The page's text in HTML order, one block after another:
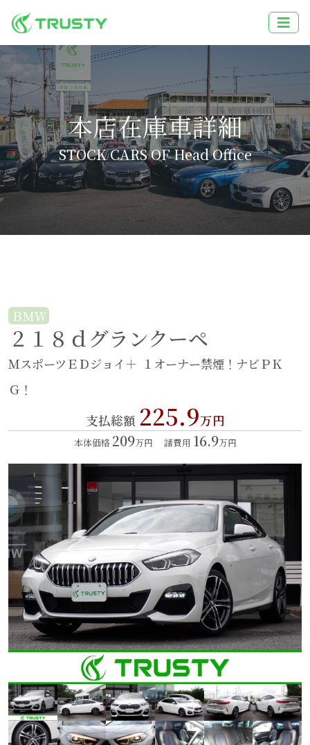
本店在庫車詳細
STOCK CARS OF Head Office
ＢＭＷ
２１８ｄグランクーペ
ＭスポーツＥＤジョイ＋ １オーナー禁煙！ナビＰＫ
Ｇ！
支払総額 225.9万円
本体価格 209万円 諸費用 16.9万円